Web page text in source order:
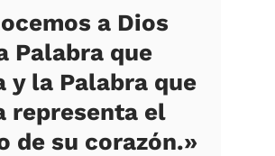
a Dios
Palabra que
y la Palabra que
representa el
de su corazón.»